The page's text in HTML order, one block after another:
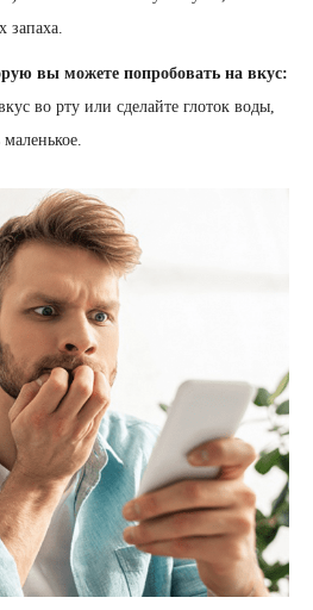
вы можете попробовать на вкус:
во рту или сделайте глоток воды,